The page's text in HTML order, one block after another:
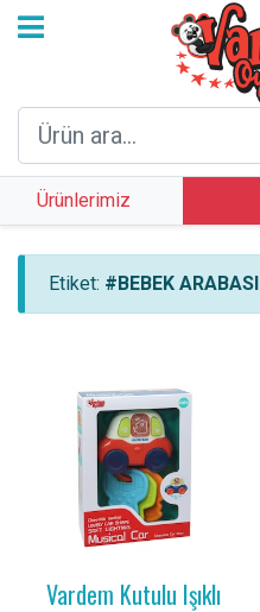
Ürünlerimiz
Etiket: #BEBEK ARABASI
Vardem Kutulu Işıklı